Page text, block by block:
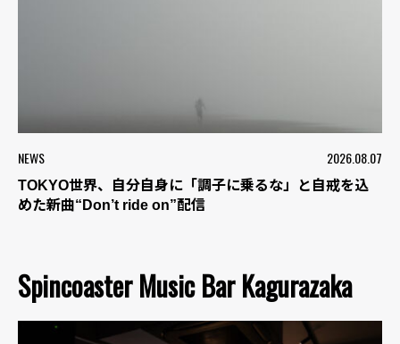
NEWS 2026.08.07
TOKYO世界、自分自身に「調子に乗るな」と自戒を込
めた新曲“Don’t ride on”配信
Spincoaster Music Bar Kagurazaka